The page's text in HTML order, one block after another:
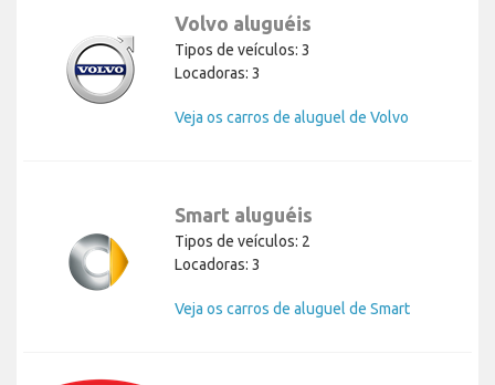
Volvo aluguéis
Tipos de veículos: 3
Locadoras: 3
Veja os carros de aluguel de Volvo
Smart aluguéis
Tipos de veículos: 2
Locadoras: 3
Veja os carros de aluguel de Smart